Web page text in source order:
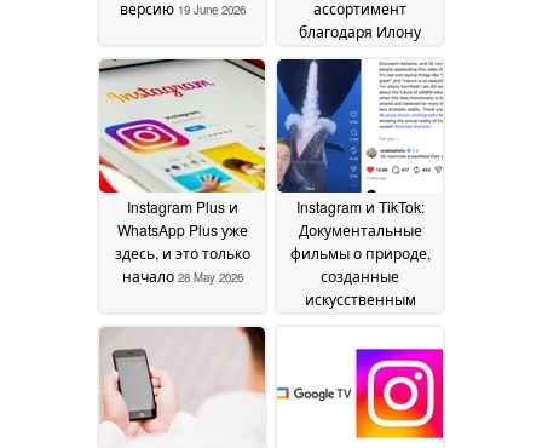
версию 19 June 2026
ассортимент
благодаря Илону
16 June 2026
Instagram Plus и
WhatsApp Plus уже
здесь, и это только
начало 28 May 2026
Instagram и TikTok:
Документальные
фильмы о природе,
созданные
искусственным
становятся
проблемой12 May 2026